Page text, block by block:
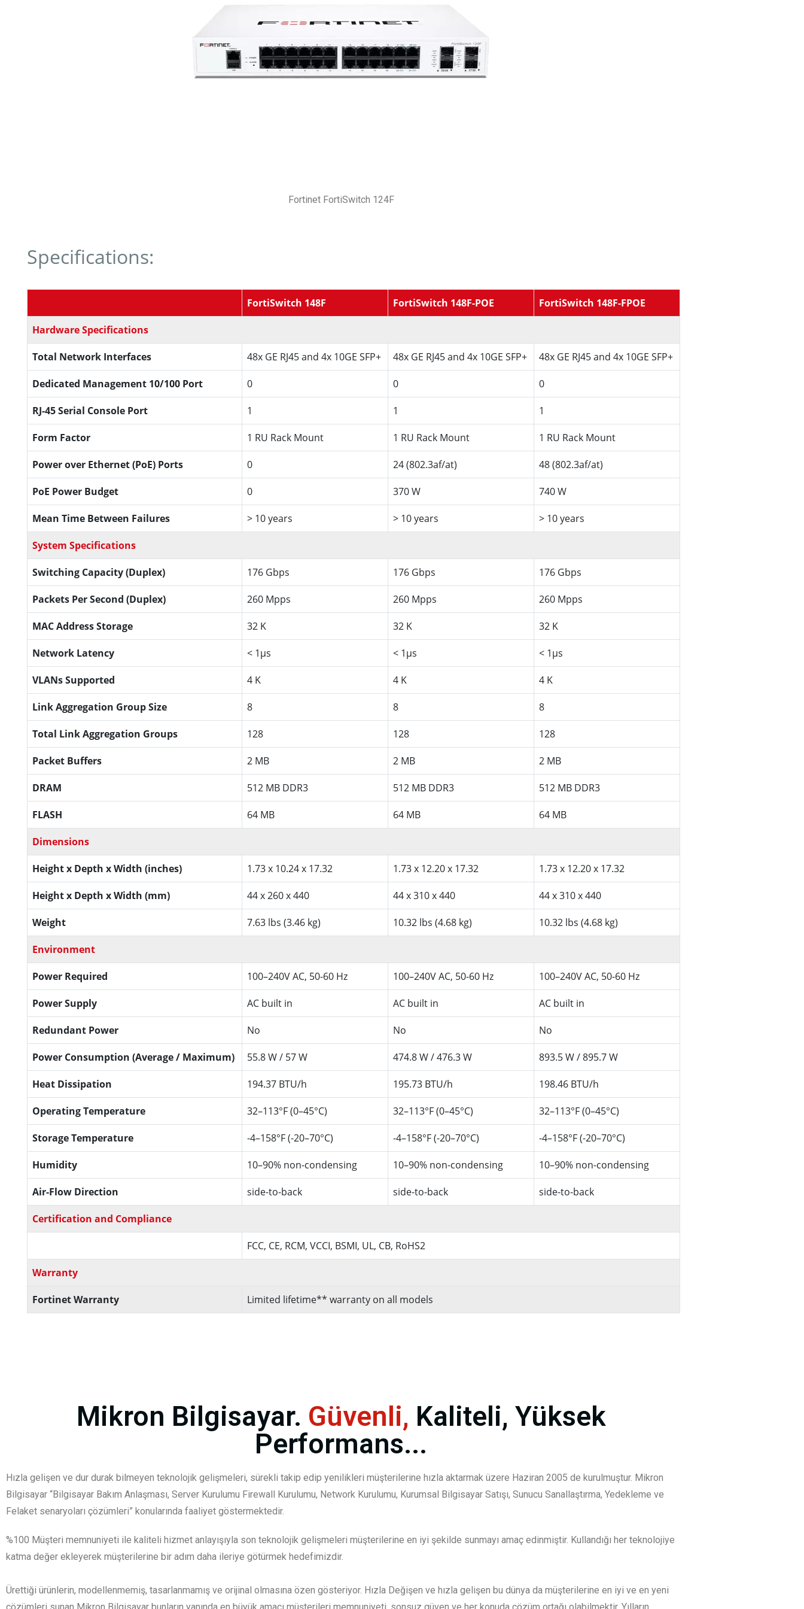
Fortinet FortiSwitch 124F
Specifications:
FortiSwitch 148F FortiSwitch 148F-POE FortiSwitch 148F-FPOE
Hardware Specifications
Total Network Interfaces 48x GE RJ45 and 4x 10GE SFP+ 48x GE RJ45 and 4x 10GE SFP+ 48x GE RJ45 and 4x 10GE SFP+
Dedicated Management 10/100 Port 0 0 0
RJ-45 Serial Console Port 1 1 1
Form Factor 1 RU Rack Mount 1 RU Rack Mount 1 RU Rack Mount
Power over Ethernet (PoE) Ports 0 24 (802.3af/at) 48 (802.3af/at)
PoE Power Budget 0 370 W 740 W
Mean Time Between Failures > 10 years > 10 years > 10 years
System Specifications
Switching Capacity (Duplex) 176 Gbps 176 Gbps 176 Gbps
Packets Per Second (Duplex) 260 Mpps 260 Mpps 260 Mpps
MAC Address Storage 32 K 32 K 32 K
Network Latency < 1µs < 1µs < 1µs
VLANs Supported 4 K 4 K 4 K
Link Aggregation Group Size 8 8 8
Total Link Aggregation Groups 128 128 128
Packet Buffers 2 MB 2 MB 2 MB
DRAM 512 MB DDR3 512 MB DDR3 512 MB DDR3
FLASH 64 MB 64 MB 64 MB
Dimensions
Height x Depth x Width (inches) 1.73 x 10.24 x 17.32 1.73 x 12.20 x 17.32 1.73 x 12.20 x 17.32
Height x Depth x Width (mm) 44 x 260 x 440 44 x 310 x 440 44 x 310 x 440
Weight 7.63 lbs (3.46 kg) 10.32 lbs (4.68 kg) 10.32 lbs (4.68 kg)
Environment
Power Required 100–240V AC, 50-60 Hz 100–240V AC, 50-60 Hz 100–240V AC, 50-60 Hz
Power Supply AC built in AC built in AC built in
Redundant Power No No No
Power Consumption (Average / Maximum) 55.8 W / 57 W 474.8 W / 476.3 W 893.5 W / 895.7 W
Heat Dissipation 194.37 BTU/h 195.73 BTU/h 198.46 BTU/h
Operating Temperature 32–113°F (0–45°C) 32–113°F (0–45°C) 32–113°F (0–45°C)
Storage Temperature -4–158°F (-20–70°C) -4–158°F (-20–70°C) -4–158°F (-20–70°C)
Humidity 10–90% non-condensing 10–90% non-condensing 10–90% non-condensing
Air-Flow Direction side-to-back side-to-back side-to-back
Certification and Compliance
FCC, CE, RCM, VCCI, BSMI, UL, CB, RoHS2
Warranty
Fortinet Warranty Limited lifetime** warranty on all models
Mikron Bilgisayar. Güvenli, Kaliteli, Yüksek
Performans...
Hızla gelişen ve dur durak bilmeyen teknolojik gelişmeleri, sürekli takip edip yenilikleri müşterilerine hızla aktarmak üzere Haziran 2005 de kurulmuştur. Mikron
Bilgisayar “Bilgisayar Bakım Anlaşması, Server Kurulumu Firewall Kurulumu, Network Kurulumu, Kurumsal Bilgisayar Satışı, Sunucu Sanallaştırma, Yedekleme ve
Felaket senaryoları çözümleri” konularında faaliyet göstermektedir.
%100 Müşteri memnuniyeti ile kaliteli hizmet anlayışıyla son teknolojik gelişmeleri müşterilerine en iyi şekilde sunmayı amaç edinmiştir. Kullandığı her teknolojiye
katma değer ekleyerek müşterilerine bir adım daha ileriye götürmek hedefimizdir.
Ürettiği ürünlerin, modellenmemiş, tasarlanmamış ve orijinal olmasına özen gösteriyor. Hızla Değişen ve hızla gelişen bu dünya da müşterilerine en iyi ve en yeni